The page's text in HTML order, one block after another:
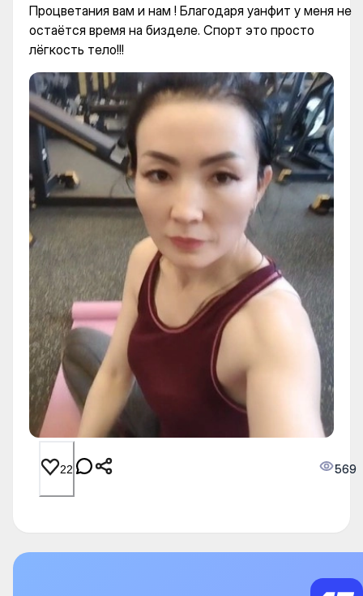
Процветания вам и нам ! Благодаря уанфит у меня не
остаётся время на бизделе. Спорт это просто
лёгкость тело!!!
22 569